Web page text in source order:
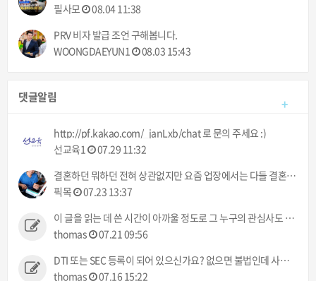
필사모
08.04 11:38
PRV 비자 발급 조언 구해봅니다.
WOONGDAEYUN1
08.03 15:43
+
댓글알림
http://pf.kakao.com/_janLxb/chat 로 문의 주세요 :)
선교육1
07.29 11:32
결혼하던 뭐하던 전혀 상관없지만 요즘 업장에서는 다들 결혼이야기만 하네 ㅠㅠ 했으면 뭐라도 주던지 ㅋㅋ
픽목
07.23 13:37
이 글을 읽는 데 쓴 시간이 아까울 정도로 그 누구의 관심사도 아닌 정보입니다.
thomas
07.21 09:56
DTI 또는 SEC 등록이 되어 있으신가요? 없으면 불법인데 사고 발생시 어떻게 처리해 주실건가요?
thomas
07.16 15:22